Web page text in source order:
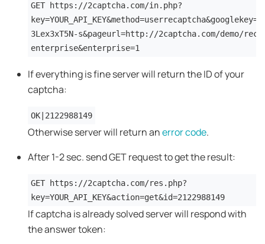
GET https://2captcha.com/in.php?
3Lex3xT5N-s&pageurl=http://2captcha.com/demo/
enterprise&enterprise=1
If everything is fine server will return the ID of your
captcha:
OK|2122988149
Otherwise server will return anerror code.
After 1-2 sec. send GET request to get the result:
GET https://2captcha.com/res.php?
key=YOUR_API_KEY&action=get&id=2122988149
If captcha is already solved server will respond with
the answer token: